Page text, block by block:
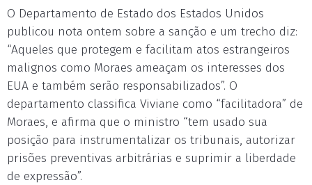
O Departamento de Estado dos Estados Unidos
publicou nota ontem sobre a sanção e um trecho diz:
“Aqueles que protegem e facilitam atos estrangeiros
malignos como Moraes ameaçam os interesses dos
EUA e também serão responsabilizados”. O
departamento classifica Viviane como “facilitadora” de
Moraes, e afirma que o ministro “tem usado sua
posição para instrumentalizar os tribunais, autorizar
prisões preventivas arbitrárias e suprimir a liberdade
de expressão”.